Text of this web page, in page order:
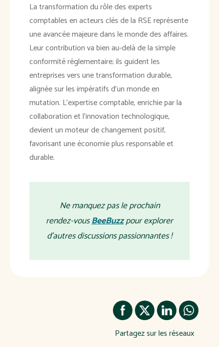
La transformation du rôle des experts
comptables en acteurs clés de la RSE représente
une avancée majeure dans le monde des affaires.
Leur contribution va bien au-delà de la simple
conformité réglementaire; ils guident les
entreprises vers une transformation durable,
alignée sur les impératifs d'un monde en
mutation. L'expertise comptable, enrichie par la
collaboration et l'innovation technologique,
devient un moteur de changement positif,
favorisant une économie plus responsable et
durable.
Ne manquez pas le prochain
rendez-vousBeeBuzzpour explorer
d'autres discussions passionnantes !
Partagez sur les réseaux